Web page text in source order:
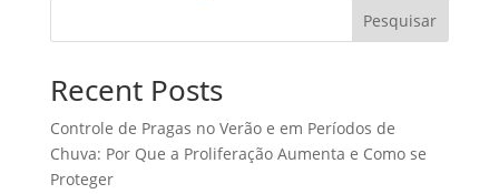
Pesquisar
Recent Posts
Controle de Pragas no Verão e em Períodos de
Chuva: Por Que a Proliferação Aumenta e Como se
Proteger